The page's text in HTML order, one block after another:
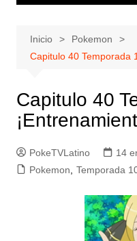
Inicio
Pokemon
Capitulo 40 Temporada
Capitulo 40
PokeTVLatino 14
Pokemon
Temporada